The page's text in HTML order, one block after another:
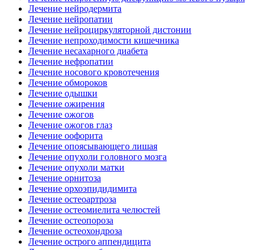
Лечение нейродермита
Лечение нейропатии
Лечение нейроциркуляторной дистонии
Лечение непроходимости кишечника
Лечение несахарного диабета
Лечение нефропатии
Лечение носового кровотечения
Лечение обмороков
Лечение одышки
Лечение ожирения
Лечение ожогов
Лечение ожогов глаз
Лечение оофорита
Лечение опоясывающего лишая
Лечение опухоли головного мозга
Лечение опухоли матки
Лечение орнитоза
Лечение орхоэпидидимита
Лечение остеоартроза
Лечение остеомиелита челюстей
Лечение остеопороза
Лечение остеохондроза
Лечение острого аппендицита